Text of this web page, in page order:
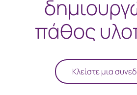
πάθος
Κλείστε μια